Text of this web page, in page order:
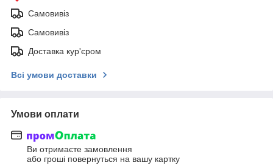
Самовивіз
Самовивіз
Доставка кур'єром
Всі умови доставки
Умови оплати
Ви отримаєте замовлення
або гроші повернуться на вашу картку